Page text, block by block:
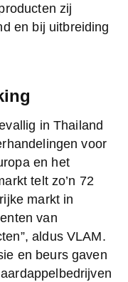
zij
en bij uitbreiding
in Thailand
voor
en het
telt zo’n 72
markt in
van
aldus VLAM.
en beurs gaven